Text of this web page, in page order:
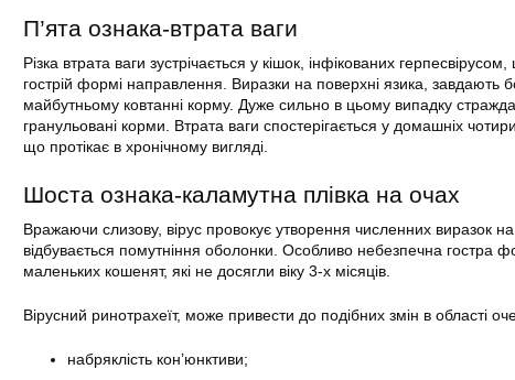
П’ята ознака-втрата ваги
Різка втрата ваги зустрічається у кішок, інфікованих
гострій формі направлення. Виразки на поверхні язика, завдають
майбутньому ковтанні корму. Дуже сильно в цьому випадку
гранульовані корми. Втрата ваги спостерігається у домашніх
що протікає в хронічному вигляді.
Шоста ознака-каламутна плівка на очах
Вражаючи слизову, вірус провокує утворення численних виразок на
відбувається помутніння оболонки. Особливо небезпечна гостра
маленьких кошенят, які не досягли віку 3-х місяців.
Вірусний ринотрахеїт, може привести до подібних змін в області
набряклість кон’юнктиви;